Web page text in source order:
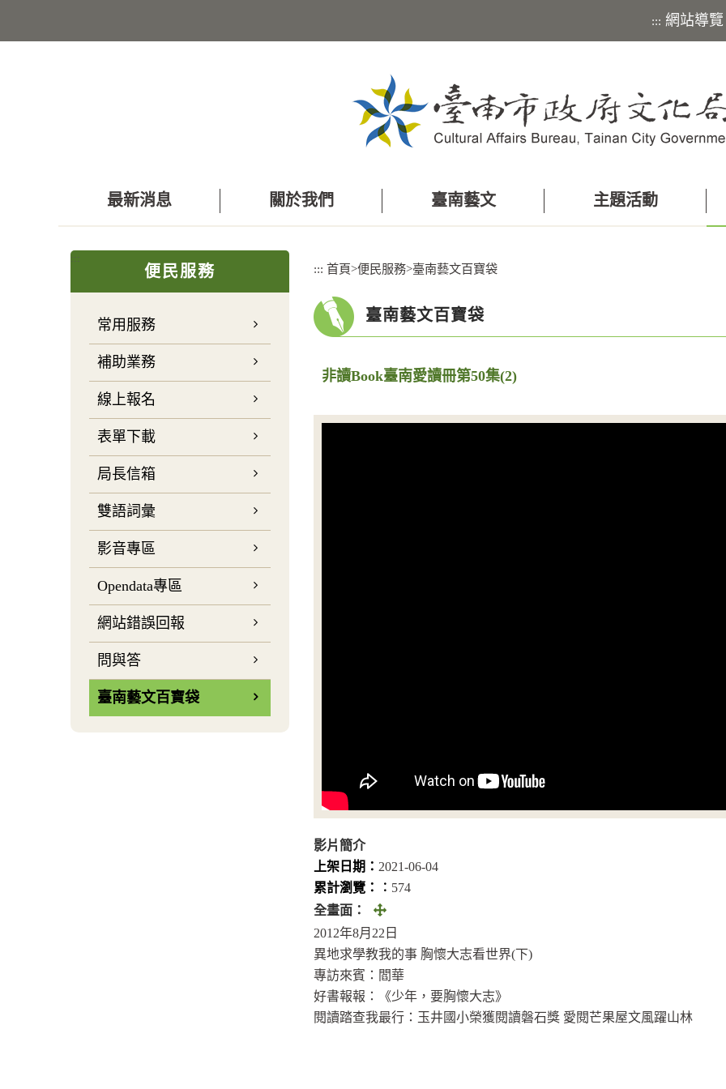
主
::: 網站導覽
最新消息 關於我們 臺南藝文 主題活動
:::
便民服務
常用服務
補助業務
線上報名
表單下載
局長信箱
雙語詞彙
影音專區
Opendata專區
網站錯誤回報
問與答
臺南藝文百寶袋
::: 首頁>便民服務>臺南藝文百寶袋
臺南藝文百寶袋
非讀Book臺南愛讀冊第50集(2)
影片簡介
上架日期： 2021-06-04
累計瀏覽：︰ 574
全畫面：
全
畫
面
(另
開
視
2012年8月22日
異地求學教我的事 胸懷大志看世界(下)
專訪來賓：閻華
好書報報：《少年，要胸懷大志》
閱讀踏查我最行：玉井國小榮獲閱讀磐石獎 愛閱芒果屋文風躍山林